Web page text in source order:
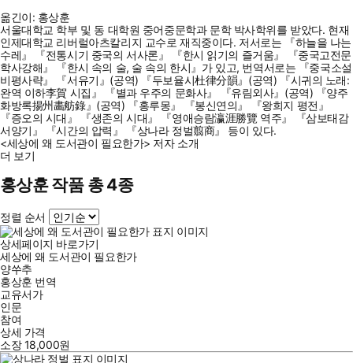
옮긴이: 홍상훈
서울대학교 학부 및 동 대학원 중어중문학과 문학 박사학위를 받았다. 현재
인제대학교 리버럴아츠칼리지 교수로 재직중이다. 저서로는 『하늘을 나는
수레』 『전통시기 중국의 서사론』 『한시 읽기의 즐거움』 『중국고전문
학사강해』 『한시 속의 술, 술 속의 한시』가 있고, 번역서로는 『중국소설
비평사략』 『서유기』(공역) 『두보율시杜律分韻』(공역) 『시귀의 노래:
완역 이하李賀 시집』 『별과 우주의 문화사』 『유림외사』(공역) 『양주
화방록揚州畵舫錄』(공역) 『홍루몽』 『봉신연의』 『왕희지 평전』
『증오의 시대』 『생존의 시대』 『영애승람瀛涯勝覽 역주』 『삼보태감
서양기』 『시간의 압력』 『상나라 정벌翦商』 등이 있다.
<세상에 왜 도서관이 필요한가> 저자 소개
더 보기
홍상훈 작품 총 4종
정렬 순서
상세페이지 바로가기
세상에 왜 도서관이 필요한가
양쑤추
홍상훈 번역
교유서가
인문
참여
상세 가격
소장18,000원